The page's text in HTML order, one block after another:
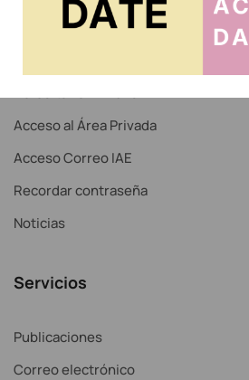
Acceso al Área Privada
Acceso Correo IAE
Recordar contraseña
Noticias
Servicios
Publicaciones
Correo electrónico